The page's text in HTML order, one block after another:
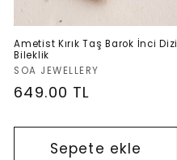
Ametist Kırık Taş Barok İnci Dizi
Bileklik
Satıcı:
SOA JEWELLERY
Normal
649.00 TL
Sepete ekle